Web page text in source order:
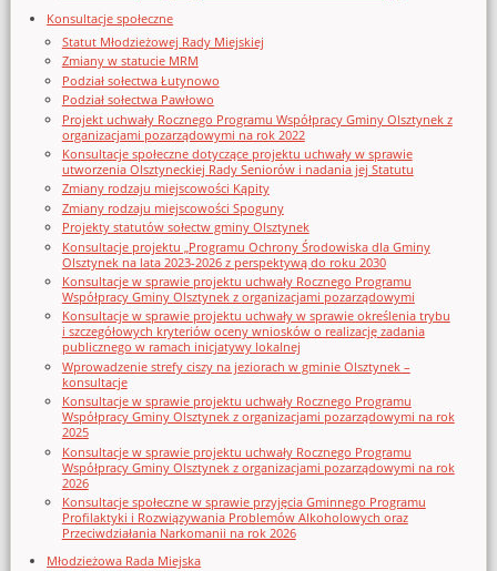
Konsultacje społeczne
Statut Młodzieżowej Rady Miejskiej
Zmiany w statucie MRM
Podział sołectwa Łutynowo
Podział sołectwa Pawłowo
Projekt uchwały Rocznego Programu Współpracy Gminy Olsztynek z
organizacjami pozarządowymi na rok 2022
Konsultacje społeczne dotyczące projektu uchwały w sprawie
utworzenia Olsztyneckiej Rady Seniorów i nadania jej Statutu
Zmiany rodzaju miejscowości Kąpity
Zmiany rodzaju miejscowości Spoguny
Projekty statutów sołectw gminy Olsztynek
Konsultacje projektu „Programu Ochrony Środowiska dla Gminy
Olsztynek na lata 2023-2026 z perspektywą do roku 2030
Konsultacje w sprawie projektu uchwały Rocznego Programu
Współpracy Gminy Olsztynek z organizacjami pozarządowymi
Konsultacje w sprawie projektu uchwały w sprawie określenia trybu
i szczegółowych kryteriów oceny wniosków o realizację zadania
publicznego w ramach inicjatywy lokalnej
Wprowadzenie strefy ciszy na jeziorach w gminie Olsztynek –
konsultacje
Konsultacje w sprawie projektu uchwały Rocznego Programu
Współpracy Gminy Olsztynek z organizacjami pozarządowymi na rok
2025
Konsultacje w sprawie projektu uchwały Rocznego Programu
Współpracy Gminy Olsztynek z organizacjami pozarządowymi na rok
2026
Konsultacje społeczne w sprawie przyjęcia Gminnego Programu
Profilaktyki i Rozwiązywania Problemów Alkoholowych oraz
Przeciwdziałania Narkomanii na rok 2026
Młodzieżowa Rada Miejska